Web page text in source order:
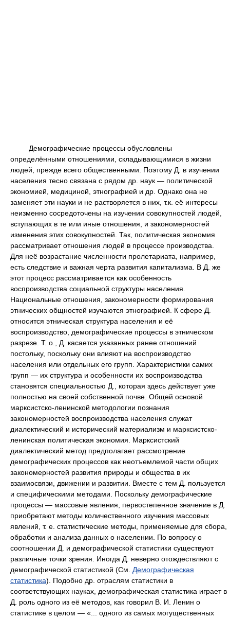
Демографические процессы обусловлены
определёнными отношениями, складывающимися в жизни
людей, прежде всего общественными. Поэтому Д. в изучении
населения тесно связана с рядом др. наук — политической
экономией, медициной, этнографией и др. Однако она не
заменяет эти науки и не растворяется в них, т.к. её интересы
неизменно сосредоточены на изучении совокупностей людей,
вступающих в те или иные отношения, и закономерностей
изменения этих совокупностей. Так, политическая экономия
рассматривает отношения людей в процессе производства.
Для неё возрастание численности пролетариата, например,
есть следствие и важная черта развития капитализма. В Д. же
этот процесс рассматривается как особенность
воспроизводства социальной структуры населения.
Национальные отношения, закономерности формирования
этнических общностей изучаются этнографией. К сфере Д.
относится этническая структура населения и её
воспроизводство, демографические процессы в этническом
разрезе. Т. о., Д. касается указанных ранее отношений
постольку, поскольку они влияют на воспроизводство
населения или отдельных его групп. Характеристики самих
групп — их структура и особенности их воспроизводства
становятся специальностью Д., которая здесь действует уже
полностью на своей собственной почве. Общей основой
марксистско-ленинской методологии познания
закономерностей воспроизводства населения служат
диалектический и исторический материализм и марксистско-
ленинская политическая экономия. Марксистский
диалектический метод предполагает рассмотрение
демографических процессов как неотъемлемой части общих
закономерностей развития природы и общества в их
взаимосвязи, движении и развитии. Вместе с тем Д. пользуется
и специфическими методами. Поскольку демографические
процессы — массовые явления, первостепенное значение в Д.
приобретают методы количественного изучения массовых
явлений, т. е. статистические методы, применяемые для сбора,
обработки и анализа данных о населении. По вопросу о
соотношении Д. и демографической статистики существуют
различные точки зрения. Иногда Д. неверно отождествляют с
демографической статистикой (См. Демографическая
статистика). Подобно др. отраслям статистики в
соответствующих науках, демографическая статистика играет в
Д. роль одного из её методов, как говорил В. И. Ленин о
статистике в целом — «... одного из самых могущественных